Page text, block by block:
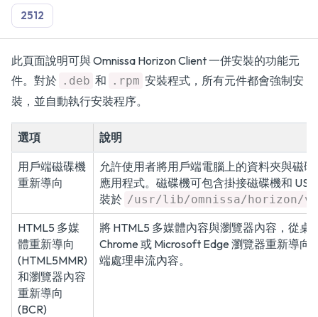
2512
此頁面說明可與 Omnissa Horizon Client 一併安裝的功能元
件。對於 .deb 和 .rpm 安裝程式，所有元件都會強制安
裝，並自動執行安裝程序。
選項 說明
用戶端磁碟機
重新導向
允許使用者將用戶端電腦上的資料夾與磁
應用程式。磁碟機可包含掛接磁碟機和
裝於 /usr/lib/omnissa/horizon/
HTML5 多媒
體重新導向
(HTML5MMR)
和瀏覽器內容
重新導向
(BCR)
將 HTML5 多媒體內容與瀏覽器內容，從桌
Chrome 或 Microsoft Edge 瀏覽器重新導向
端處理串流內容。